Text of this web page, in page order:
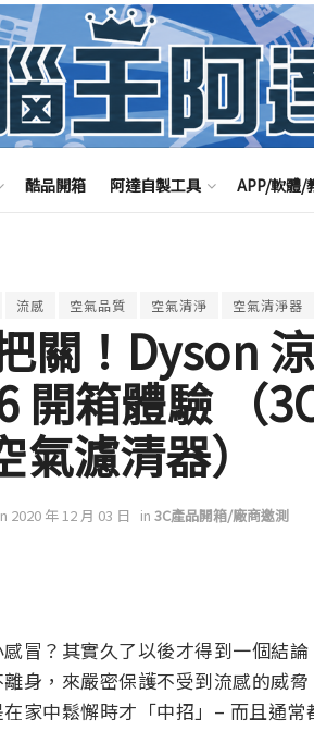
酷品開箱 阿達自製工具 APP/軟體/
流感 空氣品質 空氣清淨 空氣清淨器
關！Dyson
開箱體驗 （
濾清器）
2020 年 12 月 03 日 in 3C產品開箱/廠商邀測
冒？其實久了以後才得到一個結
身，來嚴密保護不受到流感的威
家中鬆懈時才「中招」– 而且通常